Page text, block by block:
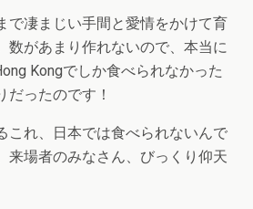
で凄まじい手間と愛情をかけて育
数があまり作れないので、本当に
Kongでしか食べられなかった
だったのです！
これ、日本では食べられないんで
来場者のみなさん、びっくり仰天